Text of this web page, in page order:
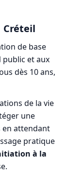
Créteil
de base
public et aux
dès 10 ans,
de la vie
une
en attendant
pratique
à la